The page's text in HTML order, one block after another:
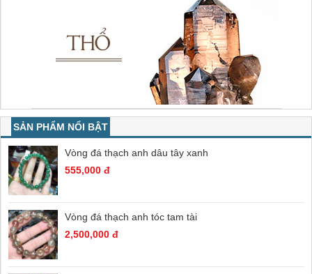
SẢN PHẨM NỔI BẬT
Vòng đá thạch anh dâu tây xanh
555,000 đ
Vòng đá thạch anh tóc tam tài
2,500,000 đ